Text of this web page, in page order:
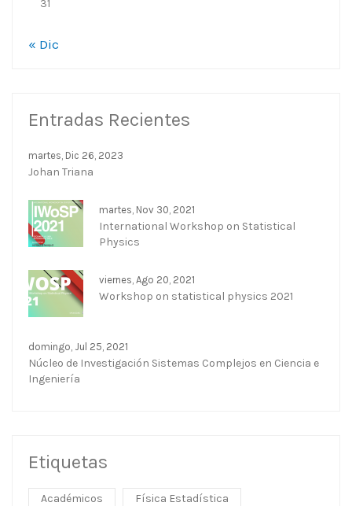
31
« Dic
Entradas Recientes
martes, Dic 26, 2023
Johan Triana
martes, Nov 30, 2021
International Workshop on Statistical
Physics
viernes, Ago 20, 2021
Workshop on statistical physics 2021
domingo, Jul 25, 2021
Núcleo de Investigación Sistemas Complejos en Ciencia e
Ingeniería
Etiquetas
Académicos
Física Estadística